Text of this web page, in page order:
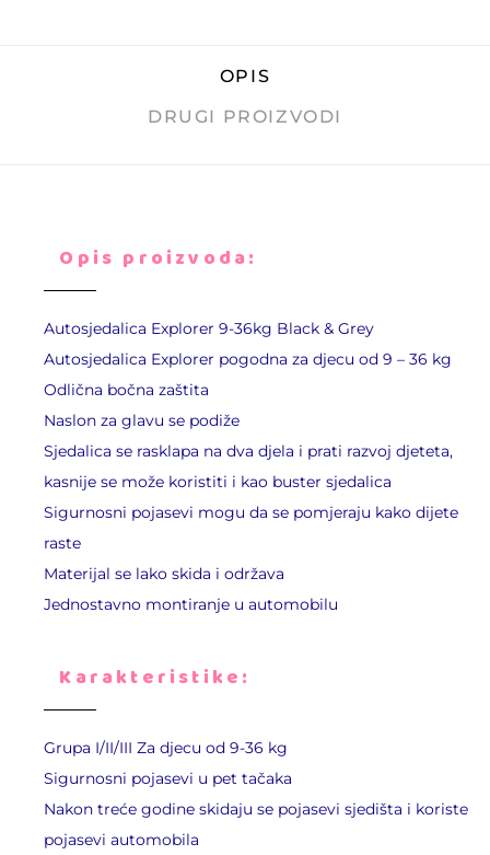
OPIS
DRUGI PROIZVODI
Opis proizvoda:
Autosjedalica Explorer 9-36kg Black & Grey
Autosjedalica Explorer pogodna za djecu od 9 – 36 kg
Odlična bočna zaštita
Naslon za glavu se podiže
Sjedalica se rasklapa na dva djela i prati razvoj djeteta,
kasnije se može koristiti i kao buster sjedalica
Sigurnosni pojasevi mogu da se pomjeraju kako dijete
raste
Materijal se lako skida i održava
Jednostavno montiranje u automobilu
Karakteristike:
Grupa I/II/III Za djecu od 9-36 kg
Sigurnosni pojasevi u pet tačaka
Nakon treće godine skidaju se pojasevi sjedišta i koriste
pojasevi automobila